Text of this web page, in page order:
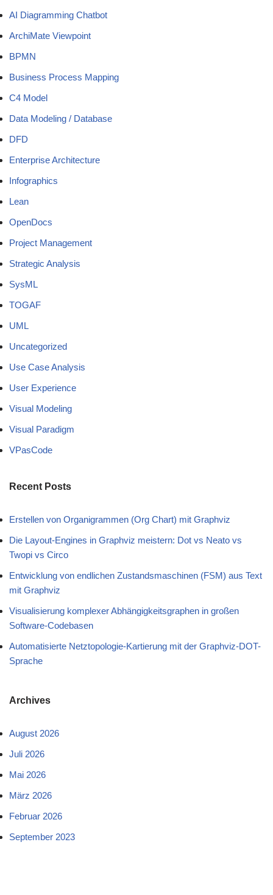
AI Diagramming Chatbot
ArchiMate Viewpoint
BPMN
Business Process Mapping
C4 Model
Data Modeling / Database
DFD
Enterprise Architecture
Infographics
Lean
OpenDocs
Project Management
Strategic Analysis
SysML
TOGAF
UML
Uncategorized
Use Case Analysis
User Experience
Visual Modeling
Visual Paradigm
VPasCode
Recent Posts
Erstellen von Organigrammen (Org Chart) mit Graphviz
Die Layout-Engines in Graphviz meistern: Dot vs Neato vs
Twopi vs Circo
Entwicklung von endlichen Zustandsmaschinen (FSM) aus Text
mit Graphviz
Visualisierung komplexer Abhängigkeitsgraphen in großen
Software-Codebasen
Automatisierte Netztopologie-Kartierung mit der Graphviz-DOT-
Sprache
Archives
August 2026
Juli 2026
Mai 2026
März 2026
Februar 2026
September 2023